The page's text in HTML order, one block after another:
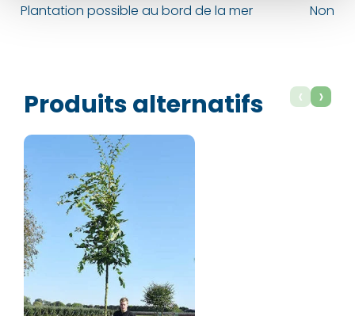
Plantation possible au bord de la mer Non
Produits alternatifs ‹ ›
Nom*
E-mail:*
Nom*
E-mail:*